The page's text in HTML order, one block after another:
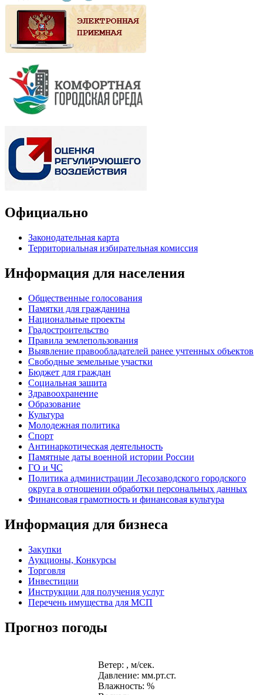
Официально
Законодательная карта
Территориальная избирательная комиссия
Информация для населения
Общественные голосования
Памятки для гражданина
Национальные проекты
Градостроительство
Правила землепользования
Выявление правообладателей ранее учтенных объектов
Свободные земельные участки
Бюджет для граждан
Социальная защита
Здравоохранение
Образование
Культура
Молодежная политика
Спорт
Антинаркотическая деятельность
Памятные даты военной истории России
ГО и ЧС
Политика администрации Лесозаводского городского
округа в отношении обработки персональных данных
Финансовая грамотность и финансовая культура
Информация для бизнеса
Закупки
Аукционы, Конкурсы
Торговля
Инвестиции
Инструкции для получения услуг
Перечень имущества для МСП
Прогноз погоды
Ветер: , м/сек.
Давление: мм.рт.ст.
Влажность: %